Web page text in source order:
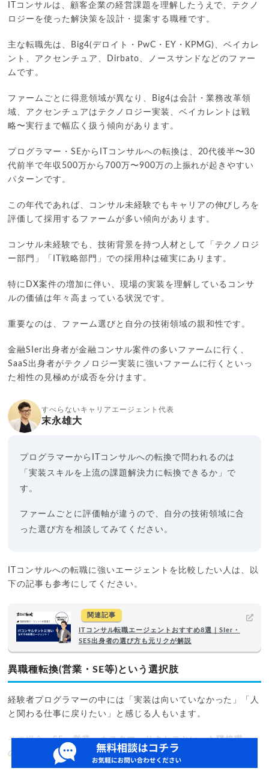
ITコンサルは、顧客企業の経営課題を理解したうえで、テクノ
ロジーを使った解決策を設計・提案する職種です。
主な転職先は、Big4(デロイト・PwC・EY・KPMG)、ベイカレ
ント、アクセンチュア、Dirbato、ノースサンドなどのファー
ムです。
ファームごとに得意領域が異なり、Big4は会計・業務改革領
域、アクセンチュアはテクノロジー実装、ベイカレントは戦
略〜実行まで幅広く扱う傾向があります。
プログラマー・SEからITコンサルへの転換は、20代後半〜30
代前半で年収500万から700万〜900万の上振れが起きやすい
パターンです。
この年代であれば、コンサル未経験でもキャリアの伸びしろを
評価して採用するファームが多い傾向があります。
コンサル未経験でも、技術背景を持つ人材として「テクノロジ
ー部門」「IT戦略部門」での採用枠は確実にあります。
特にDX案件の増加に伴い、現場の実装を理解しているコンサ
ルの価値は年々高まっている状況です。
重要なのは、ファーム選びと自分の技術領域の親和性です。
金融SIer出身者が金融コンサル案件の多いファームに行く、
SaaS出身者がテクノロジー実装に強いファームに行くといっ
た相性の見極めが成否を分けます。
すべらないキャリアエージェント代表
末永雄大
プログラマーからITコンサルへの転換で問われるのは
「実装スキルを上流の課題解決力に転換できるか」で
す。
ファームごとに評価軸が違うので、自分の技術領域に合
った選び方を相談してみてください。
ITコンサルへの転職に強いエージェントを比較したい人は、以
下の記事も参考にしてください。
関連記事
ITコンサル転職エージェントおすすめ8選｜SIer・
SES出身者の選び方も元リクが解説
異職種転換(営業・SE等)という選択肢
経験者プログラマーの中には「実装は向いていなかった」「人
と関わる仕事に戻りたい」と感じる人もいます。
その場合、SE・営業・カスタマーサクセスといった隣接職へ
の転換も現実的です。